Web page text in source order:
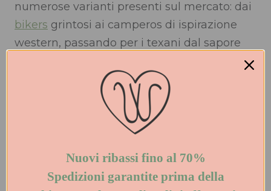
numerose varianti presenti sul mercato: dai
bikers grintosi ai camperos di ispirazione
western, passando per i texani dal sapore
tocco più chic, le opzioni sono infinite.
Se cerchi scarpe comode ma al passo con le
ultime tendenze, glistivaletti
nuova collezione di stivaletti e trova il paio
perfetto per affrontare la stagione con stile
Nuovi ribassi fino al 70%
Spedizioni garantite prima della